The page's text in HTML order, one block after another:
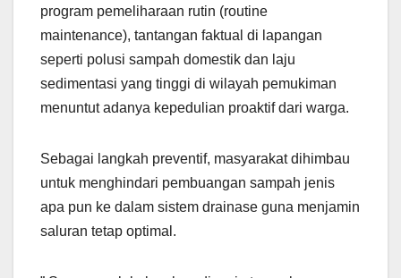
program pemeliharaan rutin (routine
maintenance), tantangan faktual di lapangan
seperti polusi sampah domestik dan laju
sedimentasi yang tinggi di wilayah pemukiman
menuntut adanya kepedulian proaktif dari warga.
Sebagai langkah preventif, masyarakat dihimbau
untuk menghindari pembuangan sampah jenis
apa pun ke dalam sistem drainase guna menjamin
saluran tetap optimal.